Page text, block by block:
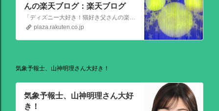
んの楽天ブログ：楽天ブログ
「ディズニー大好き！猫好き父さんの楽天ブログ」にようこそ！ いろんなブログサービスが廃止になるなか満を持して楽天ブログをはじめようと思います。 よろしくお願いいたします。
plaza.rakuten.co.jp
気象予報士、山神明理さん大好き！
気象予報士、山神明理さん大好
き！